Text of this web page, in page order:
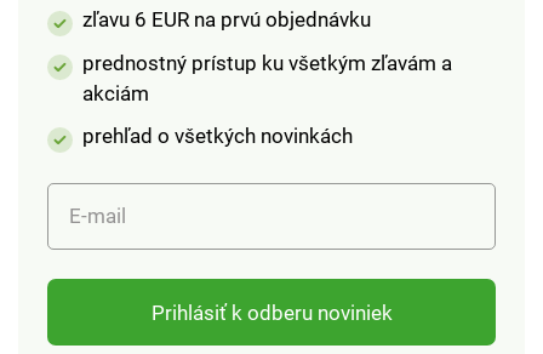
zľavu 6 EUR na prvú objednávku
prednostný prístup ku všetkým zľavám a
akciám
prehľad o všetkých novinkách
E-mail
Prihlásiť k odberu noviniek